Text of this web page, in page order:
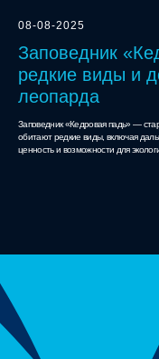
08-08-2025
Заповедник
редкие виды и
леопарда
Заповедник «Кедровая падь» —
обитают редкие виды, включая
ценность и возможности для